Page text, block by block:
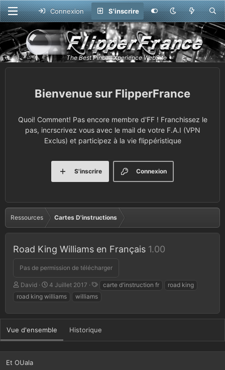
Connexion S'inscrire
FlipperFrance
Quoi! Comment! Pas encore membre d'FF ! Franchissez le
pas, incrscrivez vous avec le mail de votre F.A.I (VPN
Exclus) et participez à la vie flippéristique
Connexion
S'inscrire
Ressources Cartes D'instructions
Road King Williams en Français 1.00
Pas de permission de télécharger
A
u
t
u
r
David
D
a
t
d
e
c
4 Juillet 2017 carte d'instruction fr
road king
road king williams
williams
Vue d'ensemble Historique
Et OUala